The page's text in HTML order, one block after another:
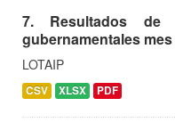
7. Resultados de
gubernamentales
LOTAIP
CSV XLSX PDF